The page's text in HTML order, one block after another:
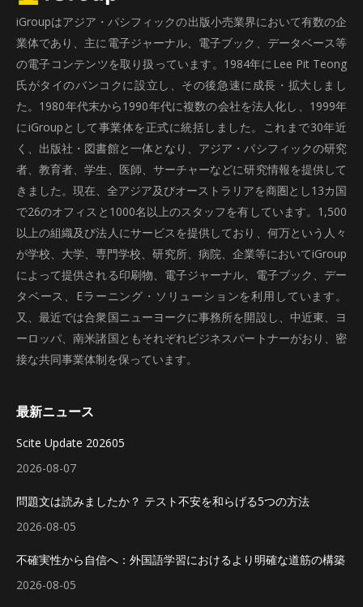
iGroupはアジア・パシフィックの出版小売業界において有数の企
業体であり、主に電子ジャーナル、電子ブック、データベース等
の電子コンテンツを取り扱っています。1984年にLee Pit Teong
氏がタイのバンコクに設立し、その後急速に成長・拡大しまし
た。1980年代末から1990年代に複数の会社を法人化し、1999年
にiGroupとして事業体を正式に統括しました。これまで30年近
く、出版社・図書館と一体となり、アジア・パシフィックの研究
者、教育者、学生、医師、サーチャーなどに研究情報を提供して
きました。現在、全アジア及びオーストラリアを商圏とし13カ国
で26のオフィスと1000名以上のスタッフを有しています。1,500
以上の組織及び法人にサービスを提供しており、何万という人々
が学校、大学、専門学校、研究所、病院、企業等においてiGroup
によって提供される印刷物、電子ジャーナル、電子ブック、デー
タベース、Eラーニング・ソリューションを利用しています。
又、最近では合衆国ニューヨークに事務所を開設し、中近東、ヨ
ーロッパ、南米諸国ともそれぞれビジネスパートナーがおり、密
接な共同事業体制を保っています。
最新ニュース
Scite Update 202605
2026-08-07
問題文は読みましたか？ テスト不安を和らげる5つの方法
2026-08-05
不確実性から自信へ：外国語学習におけるより明確な道筋の構築
2026-08-05